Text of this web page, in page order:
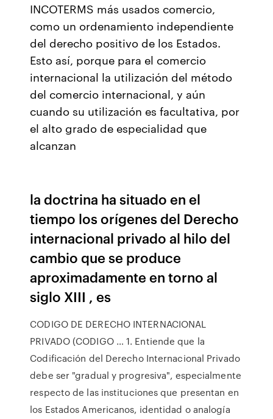
INCOTERMS más usados comercio,
como un ordenamiento independiente
del derecho positivo de los Estados.
Esto así, porque para el comercio
internacional la utilización del método
del comercio internacional, y aún
cuando su utilización es facultativa, por
el alto grado de especialidad que
alcanzan
la doctrina ha situado en el
tiempo los orígenes del Derecho
internacional privado al hilo del
cambio que se produce
aproximadamente en torno al
siglo XIII , es
CODIGO DE DERECHO INTERNACIONAL
PRIVADO (CODIGO … 1. Entiende que la
Codificación del Derecho Internacional Privado
debe ser "gradual y progresiva", especialmente
respecto de las instituciones que presentan en
los Estados Americanos, identidad o analogía